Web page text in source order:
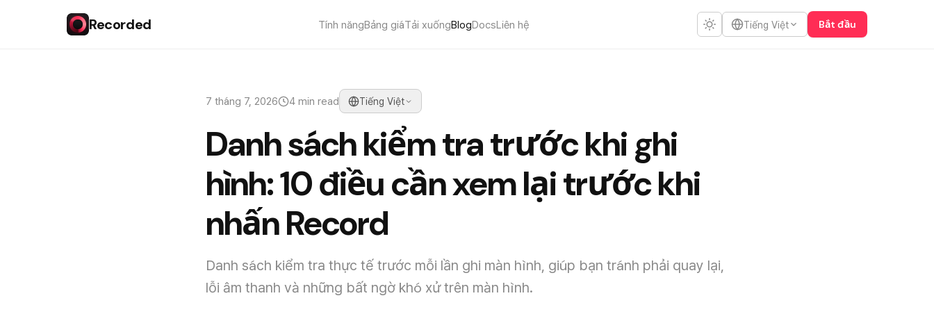
Recorded Tính năngBảng giáTải xuốngBlogDocsLiên hệ Tiếng Việt Bắt đầu
7 tháng 7, 2026 4 min read Tiếng Việt
Danh sách kiểm tra trước khi ghi
hình: 10 điều cần xem lại trước khi
nhấn Record
Danh sách kiểm tra thực tế trước mỗi lần ghi màn hình, giúp bạn tránh phải quay lại,
lỗi âm thanh và những bất ngờ khó xử trên màn hình.